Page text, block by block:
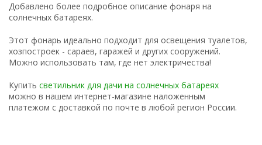
Добавлено более подробное описание фонаря на
солнечных батареях.
Этот фонарь идеально подходит для освещения туалетов,
хозпостроек - сараев, гаражей и других сооружений.
Можно использовать там, где нет электричества!
Купить светильник для дачи на солнечных батареях
можно в нашем интернет-магазине наложенным
платежом с доставкой по почте в любой регион России.